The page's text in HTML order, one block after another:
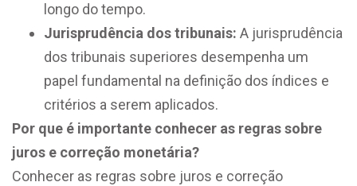
longo do tempo.
Jurisprudência dos tribunais: A jurisprudência
dos tribunais superiores desempenha um
papel fundamental na definição dos índices e
critérios a serem aplicados.
Por que é importante conhecer as regras sobre
juros e correção monetária?
Conhecer as regras sobre juros e correção